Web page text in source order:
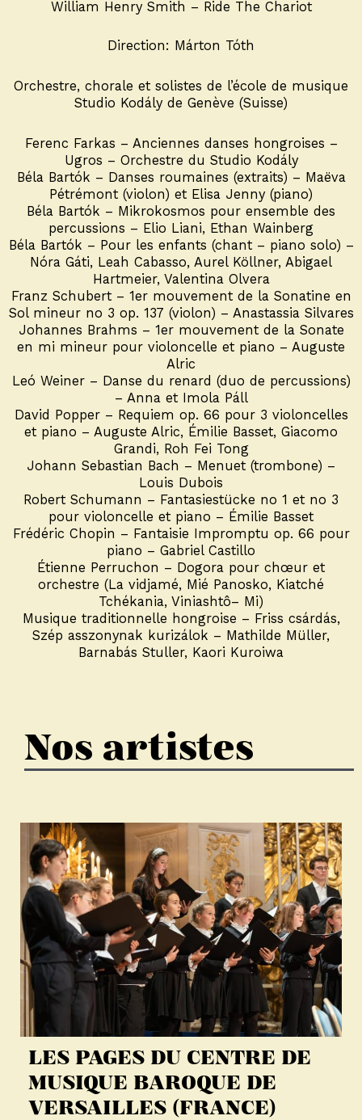
William Henry Smith – Ride The Chariot
Direction: Márton Tóth
Orchestre, chorale et solistes de l’école de musique
Studio Kodály de Genève (Suisse)
Ferenc Farkas – Anciennes danses hongroises –
Ugros – Orchestre du Studio Kodály
Béla Bartók – Danses roumaines (extraits) – Maëva
Pétrémont (violon) et Elisa Jenny (piano)
Béla Bartók – Mikrokosmos pour ensemble des
percussions – Elio Liani, Ethan Wainberg
Béla Bartók – Pour les enfants (chant – piano solo) –
Nóra Gáti, Leah Cabasso, Aurel Köllner, Abigael
Hartmeier, Valentina Olvera
Franz Schubert – 1er mouvement de la Sonatine en
Sol mineur no 3 op. 137 (violon) – Anastassia Silvares
Johannes Brahms – 1er mouvement de la Sonate
en mi mineur pour violoncelle et piano – Auguste
Alric
Leó Weiner – Danse du renard (duo de percussions)
– Anna et Imola Páll
David Popper – Requiem op. 66 pour 3 violoncelles
et piano – Auguste Alric, Émilie Basset, Giacomo
Grandi, Roh Fei Tong
Johann Sebastian Bach – Menuet (trombone) –
Louis Dubois
Robert Schumann – Fantasiestücke no 1 et no 3
pour violoncelle et piano – Émilie Basset
Frédéric Chopin – Fantaisie Impromptu op. 66 pour
piano – Gabriel Castillo
Étienne Perruchon – Dogora pour chœur et
orchestre (La vidjamé, Mié Panosko, Kiatché
Tchékania, Viniashtô– Mi)
Musique traditionnelle hongroise – Friss csárdás,
Szép asszonynak kurizálok – Mathilde Müller,
Barnabás Stuller, Kaori Kuroiwa
Nos artistes
LES PAGES DU CENTRE DE
MUSIQUE BAROQUE DE
VERSAILLES (FRANCE)